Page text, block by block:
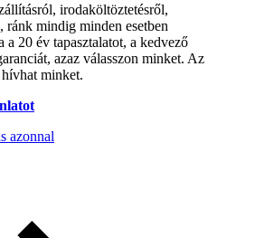
irodaköltöztetésről,
ránk mindig minden esetben
a 20 év tapasztalatot, a kedvező
azaz válasszon minket. Az
minket.
azonnal